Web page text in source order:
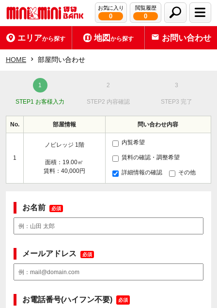
お気に入り
0
閲覧履歴
0
エリアから探す 地図から探す お問い合わせ
HOME 部屋問い合わせ
STEP1 お客様入力 STEP2 内容確認 STEP3 完了
No. 部屋情報 問い合わせ内容
1
ノビレッジ 1階
面積：19.00㎡
賃料：40,000円
内覧希望
賃料の確認・調整希望
詳細情報の確認 その他
お名前 必須
メールアドレス 必須
お電話番号(ハイフン不要) 必須